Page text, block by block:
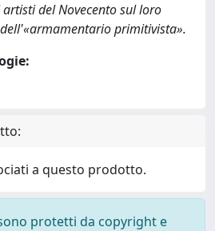
del Novecento sul loro
primitivista».
a questo prodotto.
protetti da copyright e